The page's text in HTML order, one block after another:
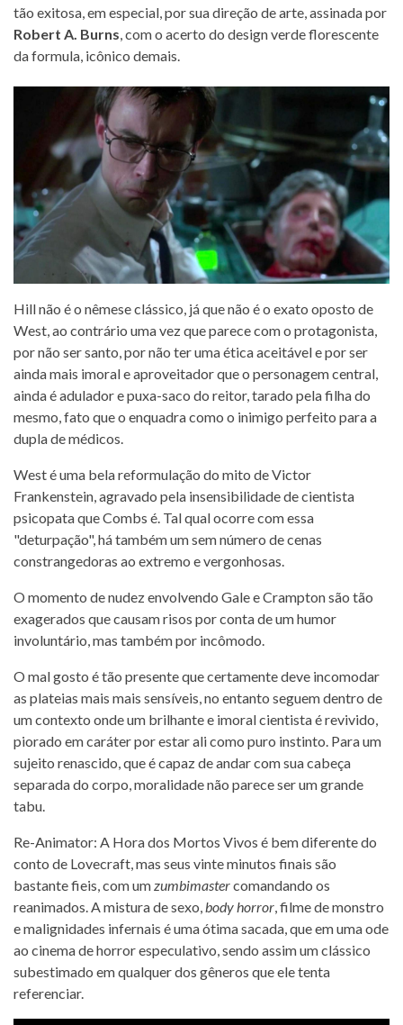
tão exitosa, em especial, por sua direção de arte, assinada por
Robert A. Burns , com o acerto do design verde florescente
da formula, icônico demais.
Hill não é o nêmese clássico, já que não é o exato oposto de
West, ao contrário uma vez que parece com o protagonista,
por não ser santo, por não ter uma ética aceitável e por ser
ainda mais imoral e aproveitador que o personagem central,
ainda é adulador e puxa-saco do reitor, tarado pela filha do
mesmo, fato que o enquadra como o inimigo perfeito para a
dupla de médicos.
West é uma bela reformulação do mito de Victor
Frankenstein, agravado pela insensibilidade de cientista
psicopata que Combs é. Tal qual ocorre com essa
"deturpação", há também um sem número de cenas
constrangedoras ao extremo e vergonhosas.
O momento de nudez envolvendo Gale e Crampton são tão
exagerados que causam risos por conta de um humor
involuntário, mas também por incômodo.
O mal gosto é tão presente que certamente deve incomodar
as plateias mais mais sensíveis, no entanto seguem dentro de
um contexto onde um brilhante e imoral cientista é revivido,
piorado em caráter por estar ali como puro instinto. Para um
sujeito renascido, que é capaz de andar com sua cabeça
separada do corpo, moralidade não parece ser um grande
tabu.
Re-Animator: A Hora dos Mortos Vivos é bem diferente do
conto de Lovecraft, mas seus vinte minutos finais são
bastante fieis, com umzumbimastercomandando os
reanimados. A mistura de sexo,body horror, filme de monstro
e malignidades infernais é uma ótima sacada, que em uma ode
ao cinema de horror especulativo, sendo assim um clássico
subestimado em qualquer dos gêneros que ele tenta
referenciar.